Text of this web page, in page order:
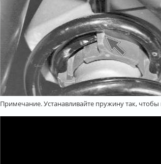
Примечание. Устанавливайте пружину так,